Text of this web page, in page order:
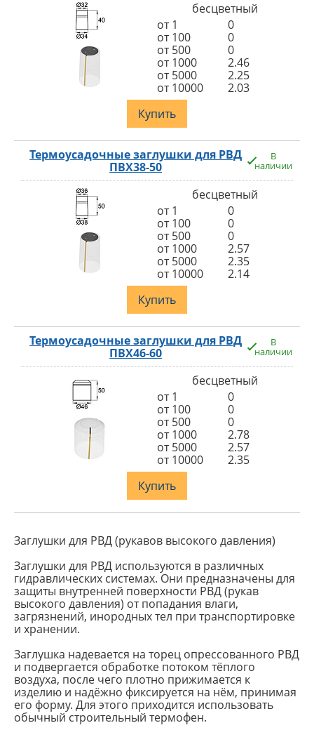
бесцветный
от 1
0
от 100
0
от 500
0
от 1000
2.46
от 5000
2.25
от 10000
2.03
Купить
Термоусадочные заглушки для РВД
ПВХ38-50
В
наличии
бесцветный
от 1
0
от 100
0
от 500
0
от 1000
2.57
от 5000
2.35
от 10000
2.14
Купить
Термоусадочные заглушки для РВД
ПВХ46-60
В
наличии
бесцветный
от 1
0
от 100
0
от 500
0
от 1000
2.78
от 5000
2.57
от 10000
2.35
Купить
Заглушки для РВД (рукавов высокого давления)
Заглушки для РВД используются в различных
гидравлических системах. Они предназначены для
защиты внутренней поверхности РВД (рукав
высокого давления) от попадания влаги,
загрязнений, инородных тел при транспортировке
и хранении.
Заглушка надевается на торец опрессованного РВД
и подвергается обработке потоком тёплого
воздуха, после чего плотно прижимается к
изделию и надёжно фиксируется на нём, принимая
его форму. Для этого приходится использовать
обычный строительный термофен.